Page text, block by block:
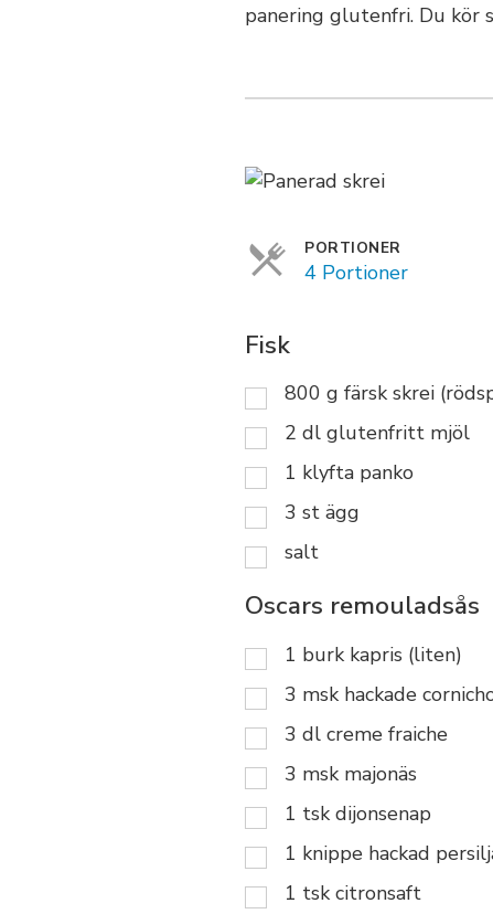
panering glutenfri. Du kör
PORTIONER
4 Portioner
Fisk
800 g färsk skrei
2 dl glutenfritt mjöl
1 klyfta panko
3 st ägg
salt
Oscars remouladsås
1 burk kapris (liten)
3 msk hackade
3 dl creme fraiche
3 msk majonäs
1 tsk dijonsenap
1 knippe hackad
1 tsk citronsaft